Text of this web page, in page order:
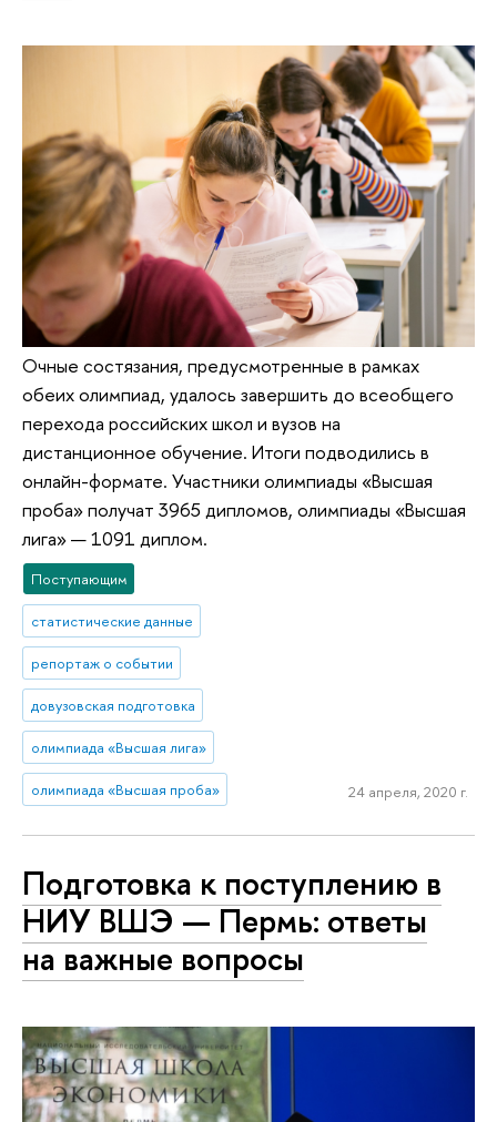
Очные состязания, предусмотренные в рамках
обеих олимпиад, удалось завершить до всеобщего
перехода российских школ и вузов на
дистанционное обучение. Итоги подводились в
онлайн-формате. Участники олимпиады «Высшая
проба» получат 3965 дипломов, олимпиады «Высшая
лига» — 1091 диплом.
Поступающим
статистические данные
репортаж о событии
довузовская подготовка
олимпиада «Высшая лига»
олимпиада «Высшая проба» 24 апреля, 2020 г.
Подготовка к поступлению в
НИУ ВШЭ — Пермь: ответы
на важные вопросы